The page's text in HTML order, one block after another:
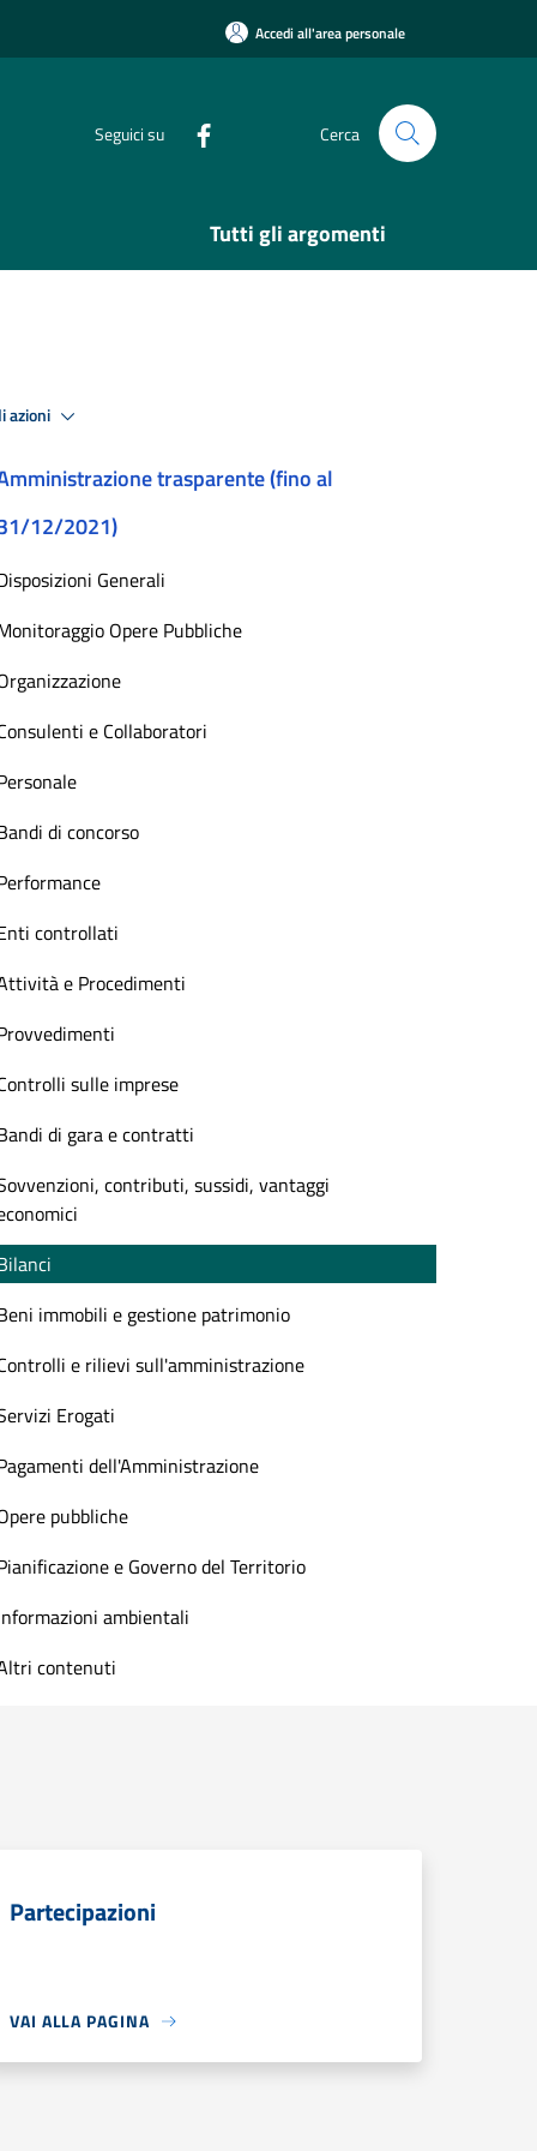
Accedi all'area personale
Seguici su Cerca
Tutti gli argomenti
azioni
trasparente (fino al
12/2021)
Generali
Opere Pubbliche
e Collaboratori
di concorso
controllati
e Procedimenti
sulle imprese
di gara e contratti
contributi, sussidi, vantaggi
immobili e gestione patrimonio
e rilievi sull'amministrazione
Erogati
dell'Amministrazione
pubbliche
e Governo del Territorio
ambientali
contenuti
Partecipazioni
VAI ALLA PAGINA